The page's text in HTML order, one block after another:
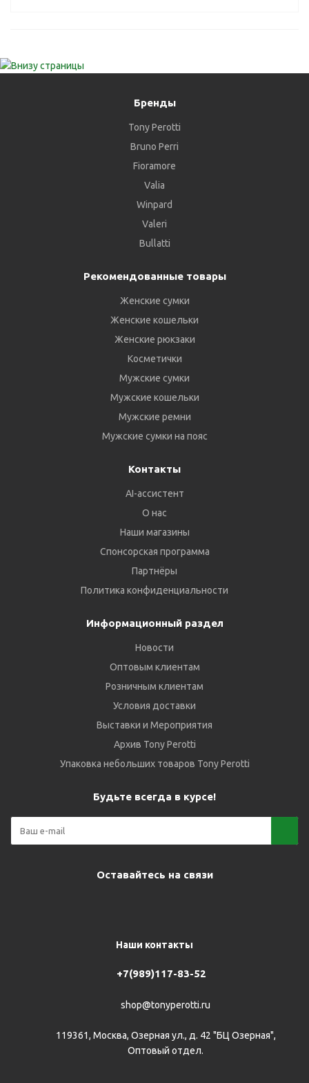
Бренды
Tony Perotti
Bruno Perri
Fioramore
Valia
Winpard
Valeri
Bullatti
Рекомендованные товары
Женские сумки
Женские кошельки
Женские рюкзаки
Косметички
Мужские сумки
Мужские кошельки
Мужские ремни
Мужские сумки на пояс
Контакты
AI-ассистент
О нас
Наши магазины
Спонсорская программа
Партнёры
Политика конфиденциальности
Информационный раздел
Новости
Оптовым клиентам
Розничным клиентам
Условия доставки
Выставки и Мероприятия
Архив Tony Perotti
Упаковка небольших товаров Tony Perotti
Будьте всегда в курсе!
Оставайтесь на связи
Наши контакты
+7(989)117-83-52
shop@tonyperotti.ru
119361, Москва, Озерная ул., д. 42 "БЦ Озерная",
Оптовый отдел.